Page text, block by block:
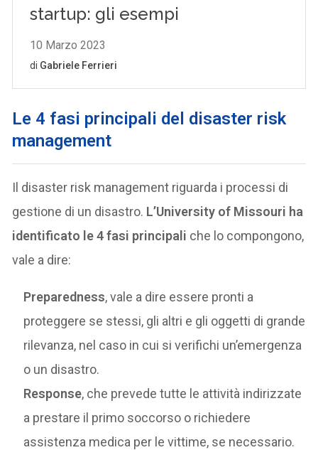
Le 4 fasi principali del disaster risk
management
Il disaster risk management riguarda i processi di
gestione di un disastro. L’University of Missouri ha
identificato le 4 fasi principali che lo compongono,
vale a dire:
Preparedness, vale a dire essere pronti a
proteggere se stessi, gli altri e gli oggetti di grande
rilevanza, nel caso in cui si verifichi un’emergenza
o un disastro.
Response, che prevede tutte le attività indirizzate
a prestare il primo soccorso o richiedere
assistenza medica per le vittime, se necessario.